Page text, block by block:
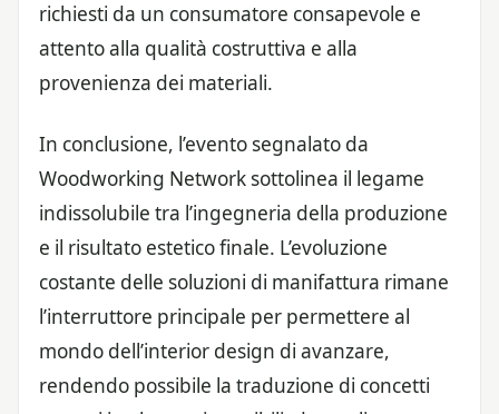
richiesti da un consumatore consapevole e
attento alla qualità costruttiva e alla
provenienza dei materiali.
In conclusione, l’evento segnalato da
Woodworking Network sottolinea il legame
indissolubile tra l’ingegneria della produzione
e il risultato estetico finale. L’evoluzione
costante delle soluzioni di manifattura rimane
l’interruttore principale per permettere al
mondo dell’interior design di avanzare,
rendendo possibile la traduzione di concetti